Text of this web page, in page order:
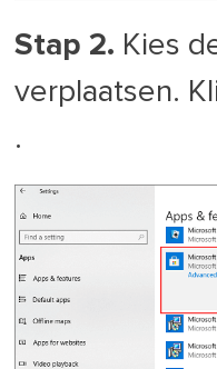
Stap 2. Kies
verplaatsen.
.